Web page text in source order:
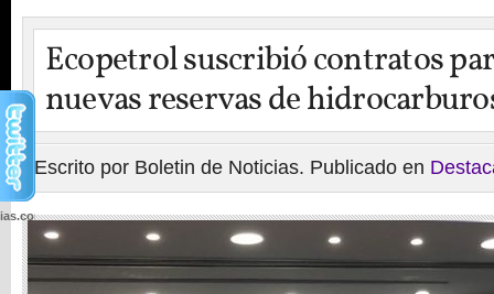
Ecopetrol suscribió contratos
nuevas reservas de
Escrito por Boletin de Noticias. Publicado en
wp-